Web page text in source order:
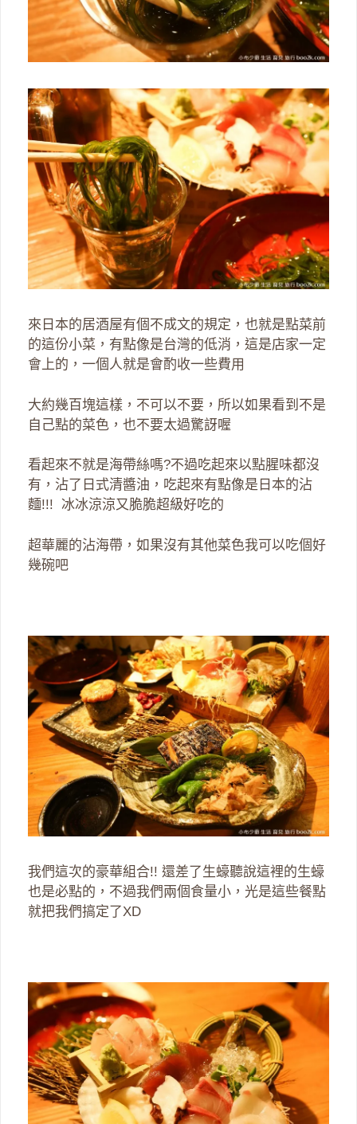
來日本的居酒屋有個不成文的規定，也就是點菜前
的這份小菜，有點像是台灣的低消，這是店家一定
會上的，一個人就是會酌收一些費用
大約幾百塊這樣，不可以不要，所以如果看到不是
自己點的菜色，也不要太過驚訝喔
看起來不就是海帶絲嗎?不過吃起來以點腥味都沒
有，沾了日式清醬油，吃起來有點像是日本的沾
麵!!! 冰冰涼涼又脆脆超級好吃的
超華麗的沾海帶，如果沒有其他菜色我可以吃個好
幾碗吧
我們這次的豪華組合!! 還差了生蠔聽說這裡的生蠔
也是必點的，不過我們兩個食量小，光是這些餐點
就把我們搞定了XD